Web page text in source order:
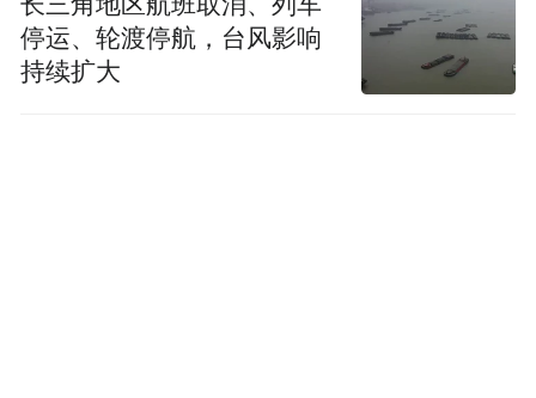
停运、轮渡停航，台风影响
持续扩大